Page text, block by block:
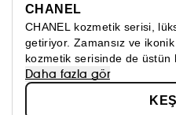
CHANEL
CHANEL kozmetik serisi,
getiriyor. Zamansız ve
kozmetik serisinde de üstün
ile fark yaratmaya devam
parfüm kategorilerinde
Daha fazla gör